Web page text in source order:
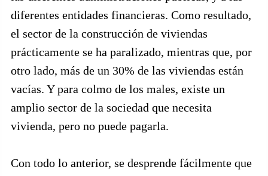
diferentes entidades financieras. Como resultado,
el sector de la construcción de viviendas
prácticamente se ha paralizado, mientras que, por
otro lado, más de un 30% de las viviendas están
vacías. Y para colmo de los males, existe un
amplio sector de la sociedad que necesita
vivienda, pero no puede pagarla.
Con todo lo anterior, se desprende fácilmente que